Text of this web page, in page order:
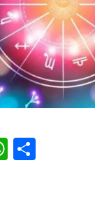
WhatsApp